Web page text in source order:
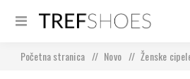
Početna stranica / Novo / Ženske